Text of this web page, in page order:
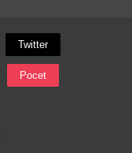
Twitter
Pocet